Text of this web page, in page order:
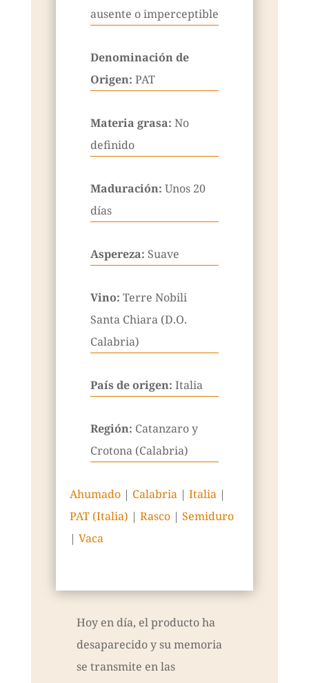
ausente o imperceptible
Denominación de
Origen: PAT
Materia grasa: No
definido
Maduración: Unos 20
días
Aspereza: Suave
Vino: Terre Nobili
Santa Chiara (D.O.
Calabria)
País de origen: Italia
Región: Catanzaro y
Crotona (Calabria)
Ahumado| Calabria| Italia|
PAT (Italia) | Rasco| Semiduro
| Vaca
Hoy en día, el producto ha
desaparecido y su memoria
se transmite en las